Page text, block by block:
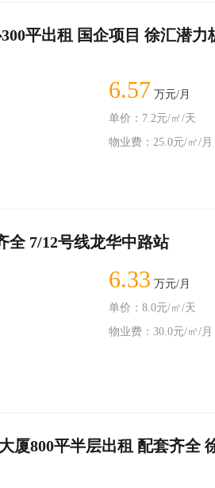
平出租 国企项目 徐汇潜力
6.57 万元/月
单价：7.2元/㎡/天
物业费：25.0元/㎡/月
全 7/12号线龙华中路站
6.33 万元/月
单价：8.0元/㎡/天
物业费：30.0元/㎡/月
厦800平半层出租 配套齐全